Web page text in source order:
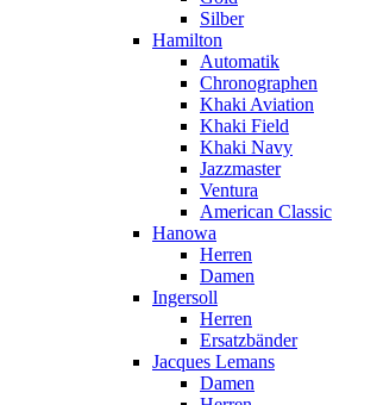
Silber
Hamilton
Automatik
Chronographen
Khaki Aviation
Khaki Field
Khaki Navy
Jazzmaster
Ventura
American Classic
Hanowa
Herren
Damen
Ingersoll
Herren
Ersatzbänder
Jacques Lemans
Damen